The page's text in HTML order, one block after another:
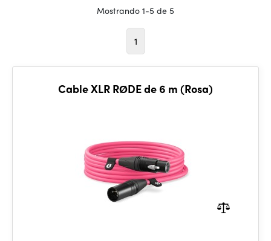
Mostrando 1-5 de 5
1
Cable XLR RØDE de 6 m (Rosa)